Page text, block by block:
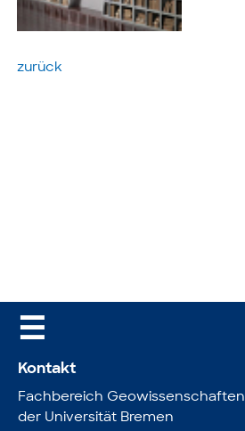
zurück
☰
Kontakt
Fachbereich Geowissenschaften
der Universität Bremen